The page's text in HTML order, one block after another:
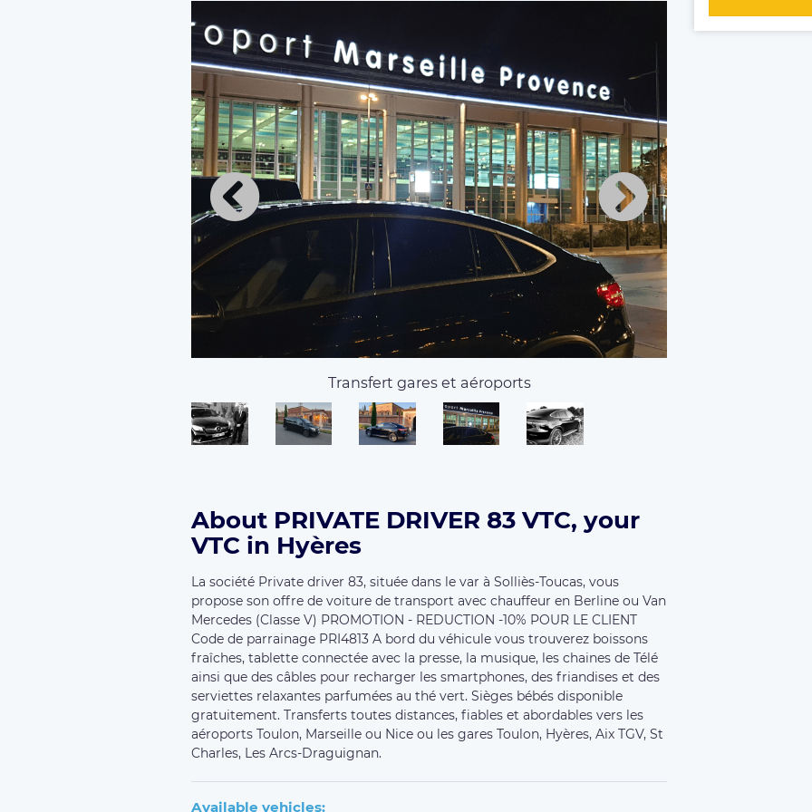
Transfert gares et aéroports
About PRIVATE DRIVER 83 VTC, your
VTC in Hyères
La société Private driver 83, située dans le var à Solliès-Toucas, vous
propose son offre de voiture de transport avec chauffeur en Berline ou Van
Mercedes (Classe V) PROMOTION - REDUCTION -10% POUR LE CLIENT
Code de parrainage PRI4813 A bord du véhicule vous trouverez boissons
fraîches, tablette connectée avec la presse, la musique, les chaines de Télé
ainsi que des câbles pour recharger les smartphones, des friandises et des
serviettes relaxantes parfumées au thé vert. Sièges bébés disponible
gratuitement. Transferts toutes distances, fiables et abordables vers les
aéroports Toulon, Marseille ou Nice ou les gares Toulon, Hyères, Aix TGV, St
Charles, Les Arcs-Draguignan.
Available vehicles: